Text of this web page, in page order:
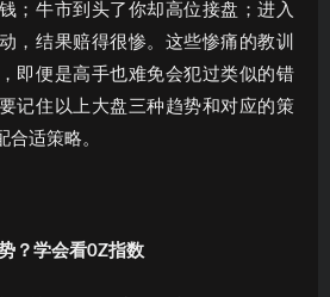
；牛市到头了你却高位接盘；进入
，结果赔得很惨。这些惨痛的教训
即便是高手也难免会犯过类似的错
记住以上大盘三种趋势和对应的策
合适策略。
？学会看0Z指数